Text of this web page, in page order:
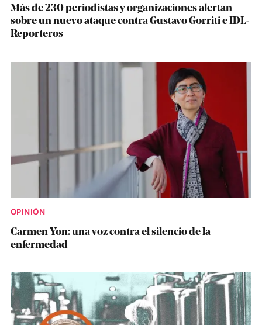
Más de 230 periodistas y organizaciones alertan
sobre un nuevo ataque contra Gustavo Gorriti e IDL-
Reporteros
OPINIÓN
Carmen Yon: una voz contra el silencio de la
enfermedad